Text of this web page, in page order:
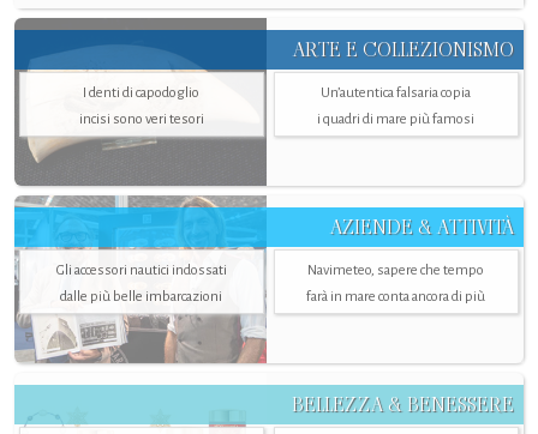
ARTE E COLLEZIONISMO
I denti di capodoglio
incisi sono veri tesori
Un’autentica falsaria copia
i quadri di mare più famosi
AZIENDE & ATTIVITÀ
Gli accessori nautici indossati
dalle più belle imbarcazioni
Navimeteo, sapere che tempo
farà in mare conta ancora di più
BELLEZZA & BENESSERE